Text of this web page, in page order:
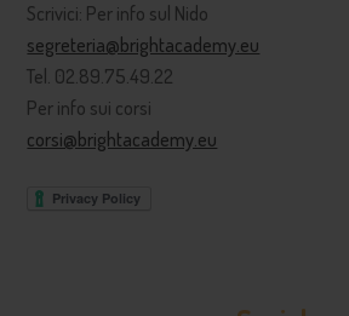
Scrivici: Per info sul Nido
segreteria@brightacademy.eu
Tel. 02.89.75.49.22
Per info sui corsi
corsi@brightacademy.eu